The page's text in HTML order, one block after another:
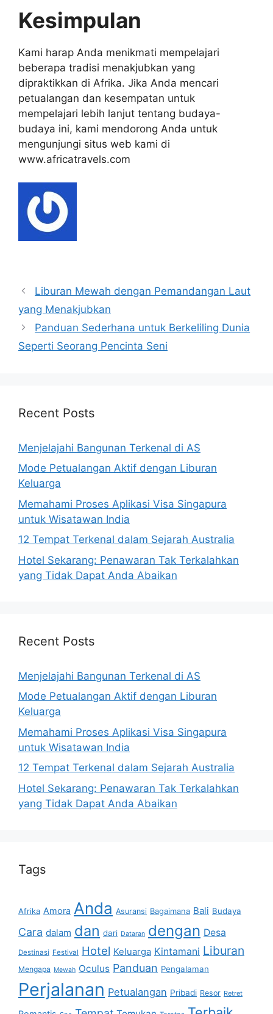
Kesimpulan
Kami harap Anda menikmati mempelajari
beberapa tradisi menakjubkan yang
dipraktikkan di Afrika. Jika Anda mencari
petualangan dan kesempatan untuk
mempelajari lebih lanjut tentang budaya-
budaya ini, kami mendorong Anda untuk
mengunjungi situs web kami di
www.africatravels.com
pos
Liburan Mewah dengan Pemandangan Laut
yang Menakjubkan
Panduan Sederhana untuk Berkeliling Dunia
Seperti Seorang Pencinta Seni
Recent Posts
Menjelajahi Bangunan Terkenal di AS
Mode Petualangan Aktif dengan Liburan
Keluarga
Memahami Proses Aplikasi Visa Singapura
untuk Wisatawan India
12 Tempat Terkenal dalam Sejarah Australia
Hotel Sekarang: Penawaran Tak Terkalahkan
yang Tidak Dapat Anda Abaikan
Recent Posts
Menjelajahi Bangunan Terkenal di AS
Mode Petualangan Aktif dengan Liburan
Keluarga
Memahami Proses Aplikasi Visa Singapura
untuk Wisatawan India
12 Tempat Terkenal dalam Sejarah Australia
Hotel Sekarang: Penawaran Tak Terkalahkan
yang Tidak Dapat Anda Abaikan
Tags
Afrika Amora Anda Asuransi Bagaimana Bali Budaya
Cara dalam dan dari Dataran dengan Desa
Destinasi Festival Hotel Keluarga Kintamani Liburan
Mengapa Mewah Oculus Panduan Pengalaman
Perjalanan Petualangan Pribadi Resor Retret